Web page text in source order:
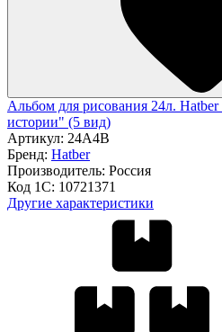
Альбом для рисования 24л.
истории" (5 вид)
Артикул: 24А4В
Бренд: Hatber
Производитель: Россия
Код 1С: 10721371
Другие характеристики